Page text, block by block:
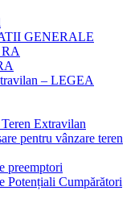
GENERALE
RA
– LEGEA
Extravilan
pentru vânzare teren
preemptori
Potențiali Cumpărători